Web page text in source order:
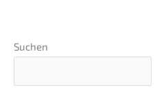
Suchen